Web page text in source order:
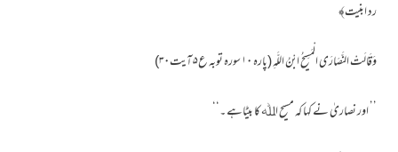
رد ابنیت﴾
وَقَالَتْ النَّصَارَى الْمَسِيحُ ابْنُ اللَّهِ (پارہ ۱۰ سورہ توبہ ع۵ آیت۳۰)
’’ اور نصاریٰ نے کہا کہ مسیح اﷲ کا بیٹاہے ۔‘‘